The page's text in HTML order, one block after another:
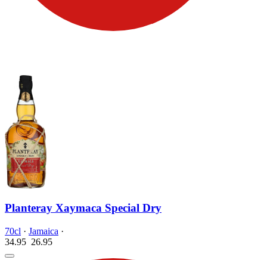
Planteray Xaymaca Special Dry
70cl · Jamaica ·
34.95 26.95